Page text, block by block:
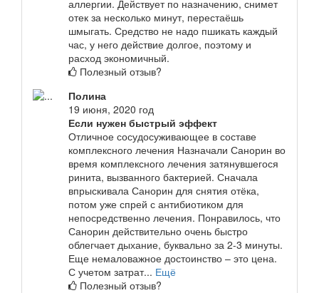
аллергии. Действует по назначению, снимет
отек за несколько минут, перестаёшь
шмыгать. Средство не надо пшикать каждый
час, у него действие долгое, поэтому и
расход экономичный.
Полезный отзыв?
Полина
19 июня, 2020 год
Если нужен быстрый эффект
Отличное сосудосуживающее в составе
комплексного лечения Назначали Санорин во
время комплексного лечения затянувшегося
ринита, вызванного бактерией. Сначала
впрыскивала Санорин для снятия отёка,
потом уже спрей с антибиотиком для
непосредственно лечения. Понравилось, что
Санорин действительно очень быстро
облегчает дыхание, буквально за 2-3 минуты.
Еще немаловажное достоинство – это цена.
С учетом затрат... Ещё
Полезный отзыв?